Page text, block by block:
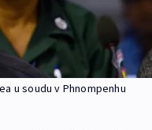
u soudu v Phnompenhu